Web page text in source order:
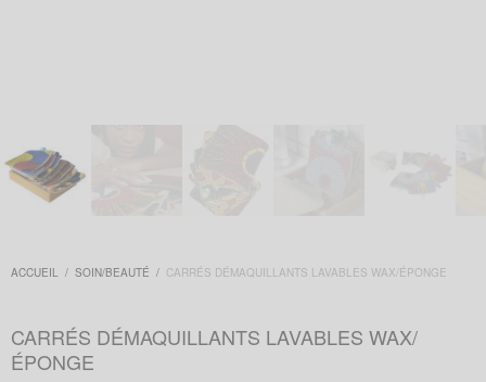
ACCUEIL / SOIN/BEAUTÉ / CARRÉS DÉMAQUILLANTS LAVABLES WAX/ÉPONGE
CARRÉS DÉMAQUILLANTS LAVABLES WAX/
ÉPONGE